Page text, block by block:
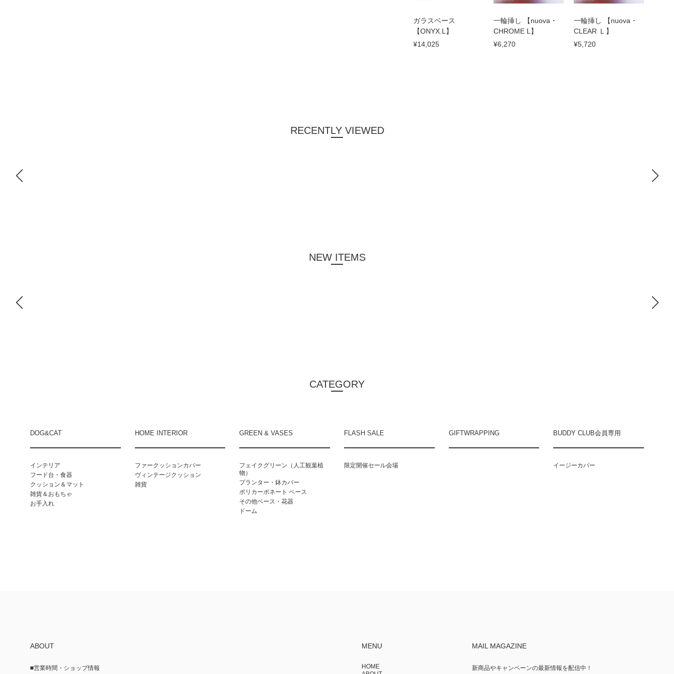
ガラスベース
【ONYX.L】
¥14,025
一輪挿し 【nuova・
CHROME Ⅼ】
¥6,270
一輪挿し 【nuova・
CLEAR Ｌ】
¥5,720
RECENTLY VIEWED
NEW ITEMS
CATEGORY
DOG&CAT
インテリア
フード台・食器
クッション＆マット
雑貨＆おもちゃ
お手入れ
HOME INTERIOR
ファークッションカバー
ヴィンテージクッション
雑貨
GREEN & VASES
フェイクグリーン（人工観葉植
物）
プランター・鉢カバー
ポリカーボネート ベース
その他ベース・花器
ドーム
FLASH SALE
限定開催セール会場
GIFTWRAPPING BUDDY CLUB会員専用
イージーカバー
ABOUT
■営業時間・ショップ情報
MENU
HOME
MAIL MAGAZINE
新商品やキャンペーンの最新情報を配信中！